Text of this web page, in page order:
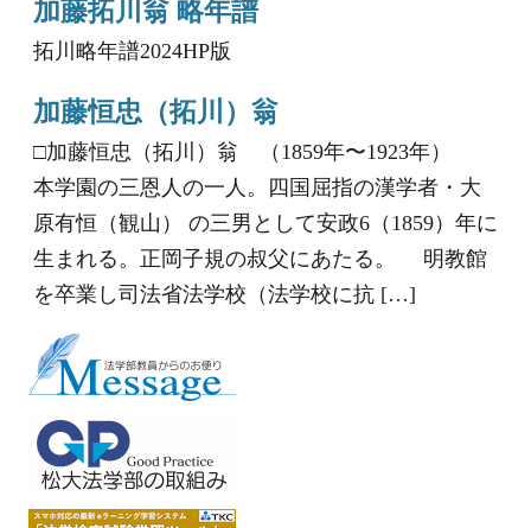
加藤拓川翁 略年譜
拓川略年譜2024HP版
加藤恒忠（拓川）翁
□加藤恒忠（拓川）翁 （1859年〜1923年）
本学園の三恩人の一人。四国屈指の漢学者・大
原有恒（観山） の三男として安政6（1859）年に
生まれる。正岡子規の叔父にあたる。 明教館
を卒業し司法省法学校（法学校に抗 […]